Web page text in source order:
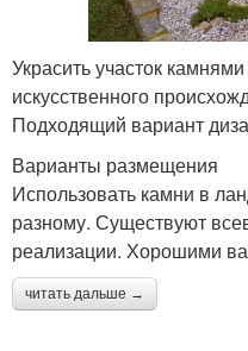
Украсить участок
искусственного
Подходящий вариант
Варианты размещения
Использовать камни в
разному. Существуют
реализации. Хорошими
читать дальше →